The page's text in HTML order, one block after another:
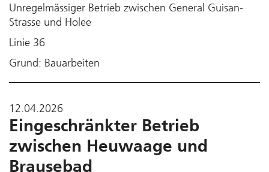
Unregelmässiger Betrieb zwischen General Guisan-
Strasse und Holee
Linie 36
Grund: Bauarbeiten
12.04.2026
Eingeschränkter Betrieb
zwischen Heuwaage und
Brausebad